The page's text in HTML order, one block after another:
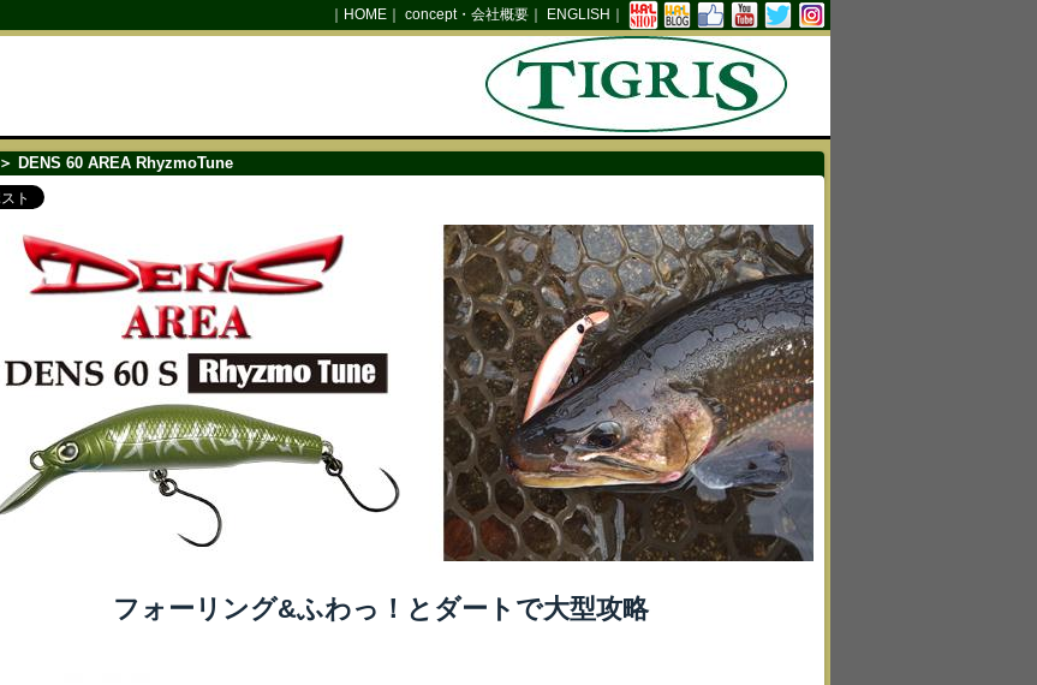
｜ HOME ｜ concept・会社概要 ｜ ENGLISH ｜
＞ DENS 60 AREA RhyzmoTune
フォーリング&ふわっ！とダートで大型攻略